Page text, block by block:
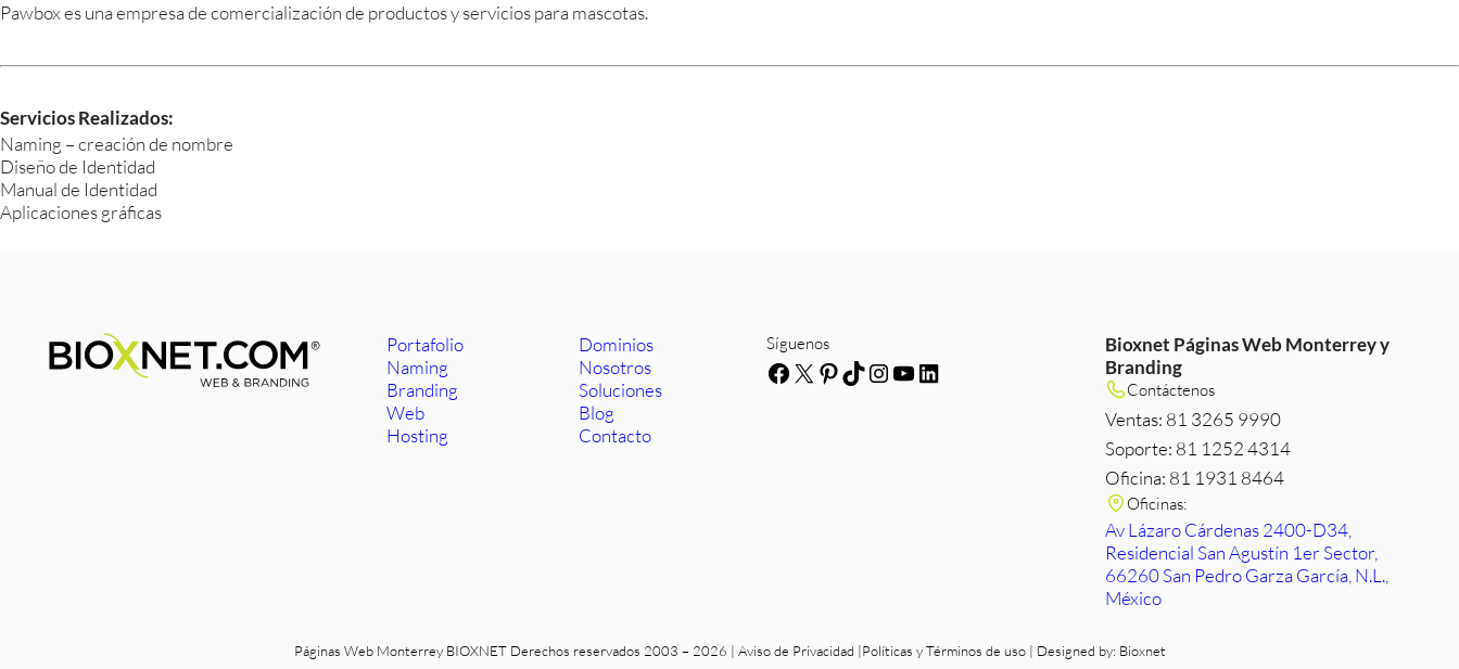
Pawbox es una empresa de comercialización de productos y servicios para mascotas.
Servicios Realizados:
Naming – creación de nombre
Diseño de Identidad
Manual de Identidad
Aplicaciones gráficas
Portafolio
Naming
Branding
Web
Hosting
Dominios
Nosotros
Soluciones
Blog
Contacto
Síguenos
Facebook
X Pinterest
TikTok
Instagram
YouTube
LinkedIn
Bioxnet Páginas Web Monterrey y
Branding
Contáctenos
Ventas: 81 3265 9990
Soporte: 81 1252 4314
Oficina: 81 1931 8464
Oficinas:
Av Lázaro Cárdenas 2400-D34,
Residencial San Agustín 1er Sector,
66260 San Pedro Garza García, N.L.,
México
Páginas Web MonterreyBIOXNET Derechos reservados 2003 – 2026 | Aviso de Privacidad |Políticas y Términos de uso| Designed by: Bioxnet